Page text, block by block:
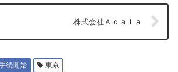
株式会社Ａｃａｌａ
続開始 東京